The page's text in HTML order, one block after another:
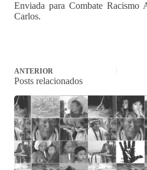
Enviada para Combate Racismo
Carlos.
ANTERIOR
Posts relacionados